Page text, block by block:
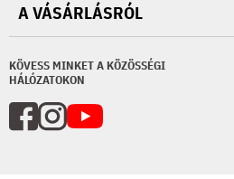
KÖVESS MINKET A KÖZÖSSÉGI
HÁLÓZATOKON
A VÁSÁRLÁSRÓL